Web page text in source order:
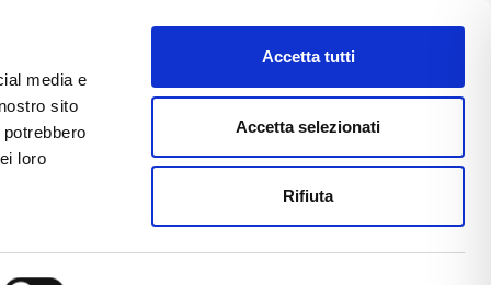
media e
sito
loro
Accetta tutti
Accetta selezionati
Rifiuta
E-COMMERCE FAST NEWS